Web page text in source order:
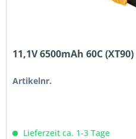
11,1V 6500mAh 60C
Artikelnr.
Lieferzeit ca. 1-3 Tage